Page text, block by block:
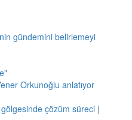
gündemini belirlemeyi
Orkunoğlu anlatıyor
çözüm süreci |